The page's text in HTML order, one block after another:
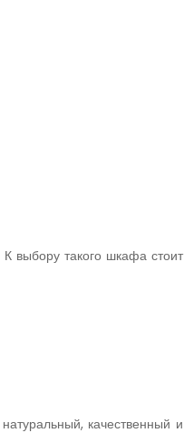
выбору такого шкафа стоит
качественный и